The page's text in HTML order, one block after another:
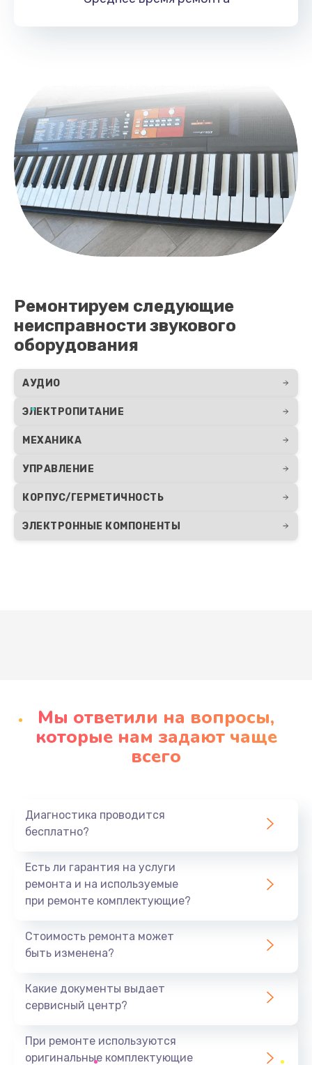
900 руб.
Заказать
Ремонтируем следующие
неисправности звукового
оборудования
АУДИО
ЭЛЕКТРОПИТАНИЕ
МЕХАНИКА
УПРАВЛЕНИЕ
КОРПУС/ГЕРМЕТИЧНОСТЬ
ЭЛЕКТРОННЫЕ КОМПОНЕНТЫ
Мы ответили на вопросы,
которые нам задают чаще
всего
Диагностика проводится
бесплатно?
Есть ли гарантия на услуги
ремонта и на используемые
при ремонте комплектующие?
Стоимость ремонта может
быть изменена?
Какие документы выдает
сервисный центр?
При ремонте используются
оригинальные комплектующие